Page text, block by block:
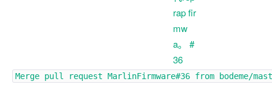
Merge pull request MarlinFirmware#36 from bodeme/